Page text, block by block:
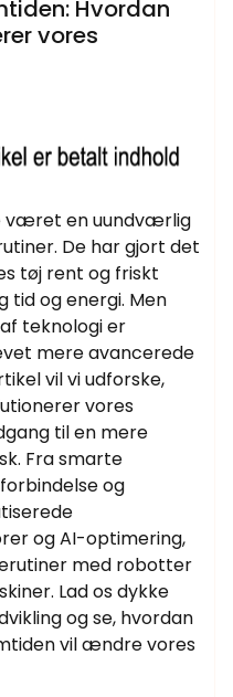
Hvordan
vores
været en uundværlig
De har gjort det
tøj rent og friskt
tid og energi. Men
teknologi er
mere avancerede
vil vi udforske,
vores
til en mere
Fra smarte
og
og AI-optimering,
med robotter
Lad os dykke
og se, hvordan
vil ændre vores